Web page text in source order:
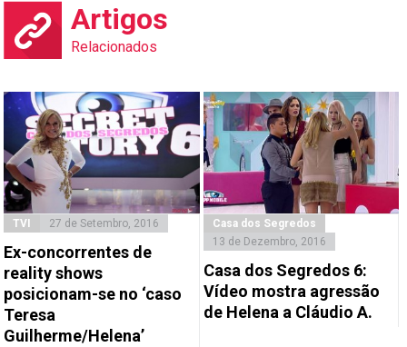
Artigos
Relacionados
TVI 27 de Setembro, 2016
Ex-concorrentes de
reality shows
posicionam-se no ‘caso
Teresa
Guilherme/Helena’
Casa dos Segredos
13 de Dezembro, 2016
Casa dos Segredos 6:
Vídeo mostra agressão
de Helena a Cláudio A.